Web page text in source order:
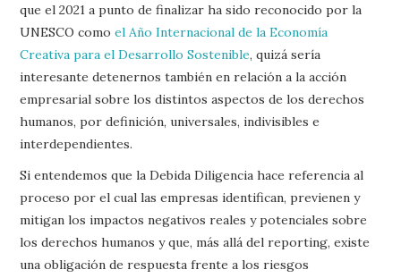
que el 2021 a punto de finalizar ha sido reconocido por la
UNESCO comoel Año Internacional de la Economía
Creativa para el Desarrollo Sostenible, quizá sería
interesante detenernos también en relación a la acción
empresarial sobre los distintos aspectos de los derechos
humanos, por definición, universales, indivisibles e
interdependientes.
Si entendemos que la Debida Diligencia hace referencia al
proceso por el cual las empresas identifican, previenen y
mitigan los impactos negativos reales y potenciales sobre
los derechos humanos y que, más allá del reporting, existe
una obligación de respuesta frente a los riesgos